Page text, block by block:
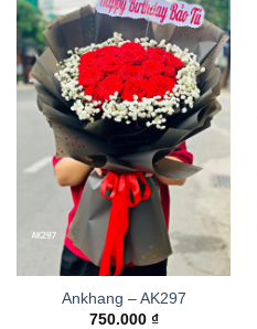
Ankhang – AK297
750.000 ₫